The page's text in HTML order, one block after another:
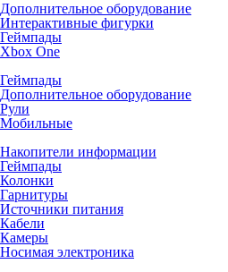
Дополнительное оборудование
Интерактивные фигурки
Геймпады
Xbox One
Геймпады
Дополнительное оборудование
Рули
Мобильные
Накопители информации
Геймпады
Колонки
Гарнитуры
Источники питания
Кабели
Камеры
Носимая электроника